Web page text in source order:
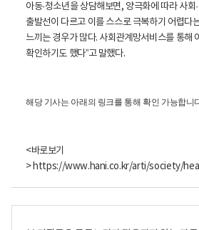
아동·청소년을 상담해보면, 양극화에 따라 사
출발선이 다르고 이를 스스로 극복하기 어렵다
느끼는 경우가 많다. 사회관계망서비스를 통해
확인하기도 했다”고 말했다.
해당 기사는 아래의 링크를 통해 확인 가능합니
<바로보기
> https://www.hani.co.kr/arti/society/